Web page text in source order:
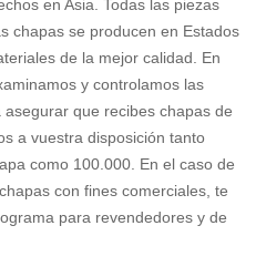
en Asia. Todas las piezas
chapas se producen en Estados
de la mejor calidad. En
y controlamos las
que recibes chapas de
a vuestra disposición tanto
como 100.000. En el caso de
con fines comerciales, te
para revendedores y de